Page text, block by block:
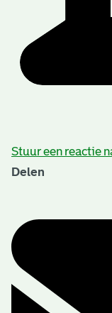
Stuur een reactie
Delen